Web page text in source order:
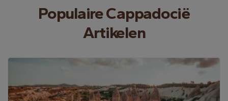
Populaire Cappadocië
Artikelen